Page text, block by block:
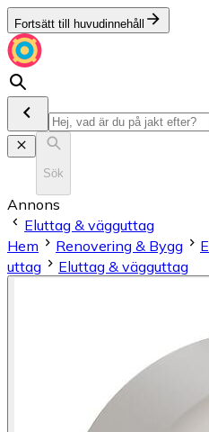
Fortsätt till huvudinnehåll
Sök
Annons
Eluttag & vägguttag
Hem
Renovering & Bygg
uttag
Eluttag & vägguttag